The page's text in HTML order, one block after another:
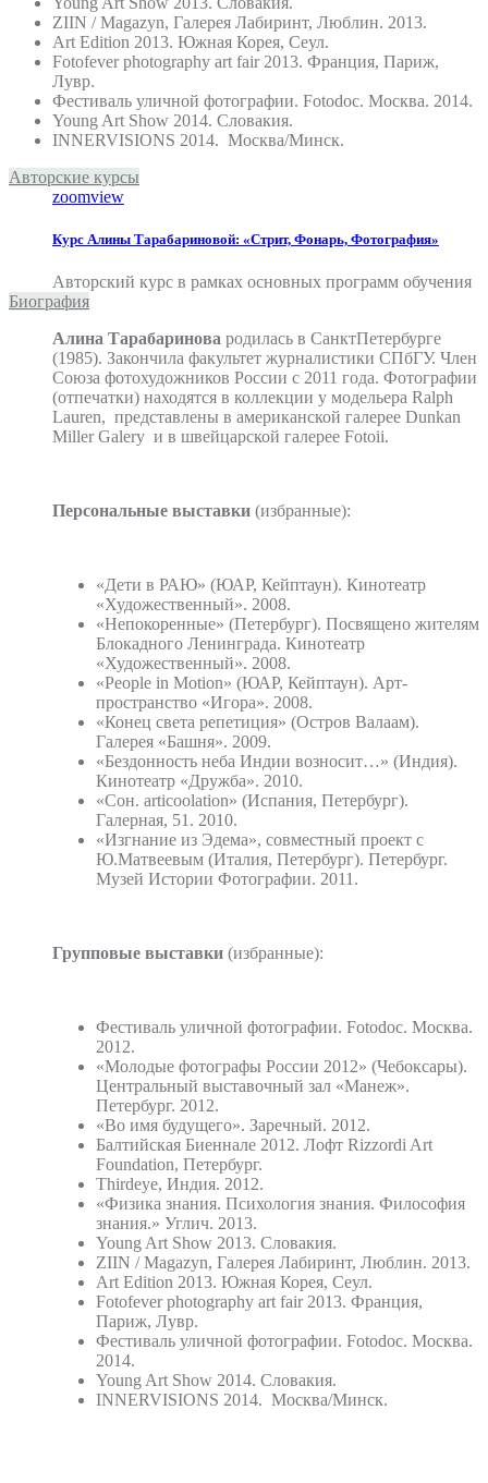
ZIIN / Magazyn, Галерея Лабиринт, Люблин. 2013.
Art Edition 2013. Южная Корея, Сеул.
Fotofever photography art fair 2013. Франция, Париж,
Лувр.
Фестиваль уличной фотографии. Fotodoc. Москва. 2014.
Young Art Show 2014. Словакия.
INNERVISIONS 2014. Москва/Минск.
Авторские курсы
zoomview
Курс Алины Тарабариновой: «Стрит, Фонарь, Фотография»
Авторский курс в рамках основных программ обучения
Биография
Алина Тарабаринова родилась в Санкт­Петербурге
(1985). Закончила факультет журналистики СПбГУ. Член
Союза фотохудожников России c 2011 года. Фотографии
(отпечатки) находятся в коллекции у модельера Ralph
Lauren, представлены в американской галерее Dunkan
Miller Galery и в швейцарской галерее Fotoii.
Персональные выставки (избранные):
«Дети в РАЮ» (ЮАР, Кейптаун). Кинотеатр
«Художественный». 2008.
«Непокоренные» (Петербург). Посвящено жителям
Блокадного Ленинграда. Кинотеатр
«Художественный». 2008.
«People in Motion» (ЮАР, Кейптаун). Арт­
пространство «Игора». 2008.
«Конец света репетиция» (Остров Валаам).
Галерея «Башня». 2009.
«Бездонность неба Индии возносит…» (Индия).
Кинотеатр «Дружба». 2010.
«Сон. articoolation» (Испания, Петербург).
Галерная, 51. 2010.
«Изгнание из Эдема», совместный проект с
Ю.Матвеевым (Италия, Петербург). Петербург.
Музей Истории Фотографии. 2011.
Групповые выставки (избранные):
Фестиваль уличной фотографии. Fotodoc. Москва.
2012.
«Молодые фотографы России­ 2012» (Чебоксары).
Центральный выставочный зал «Манеж».
Петербург. 2012.
«Во имя будущего». Заречный. 2012.
Балтийская Биеннале 2012. Лофт Rizzordi Art
Foundation, Петербург.
Thirdeye, Индия. 2012.
«Физика знания. Психология знания. Философия
знания.» Углич. 2013.
Young Art Show 2013. Словакия.
ZIIN / Magazyn, Галерея Лабиринт, Люблин. 2013.
Art Edition 2013. Южная Корея, Сеул.
Fotofever photography art fair 2013. Франция,
Париж, Лувр.
Фестиваль уличной фотографии. Fotodoc. Москва.
2014.
Young Art Show 2014. Словакия.
INNERVISIONS 2014. Москва/Минск.